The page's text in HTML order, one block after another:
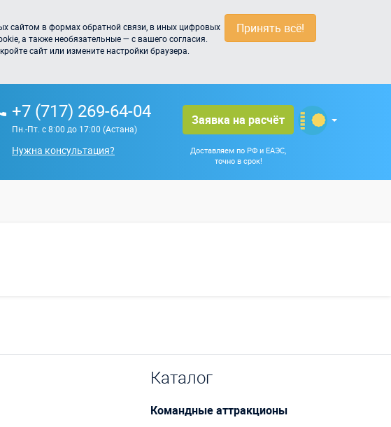
Принять всё!
сайтом в формах обратной связи, в иных цифровых
а также необязательные — с вашего согласия.
сайт или измените настройки браузера.
+7 (717) 269-64-04
Пн.-Пт. с 8:00 до 17:00 (Астана)
Нужна консультация?
Заявка на расчёт
Доставляем по РФ и ЕАЭС,
точно в срок!
Каталог
Командные аттракционы